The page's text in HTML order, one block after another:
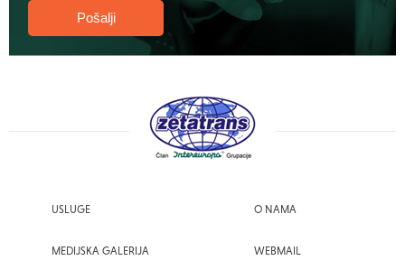
USLUGE O NAMA
MEDIJSKA GALERIJA WEBMAIL